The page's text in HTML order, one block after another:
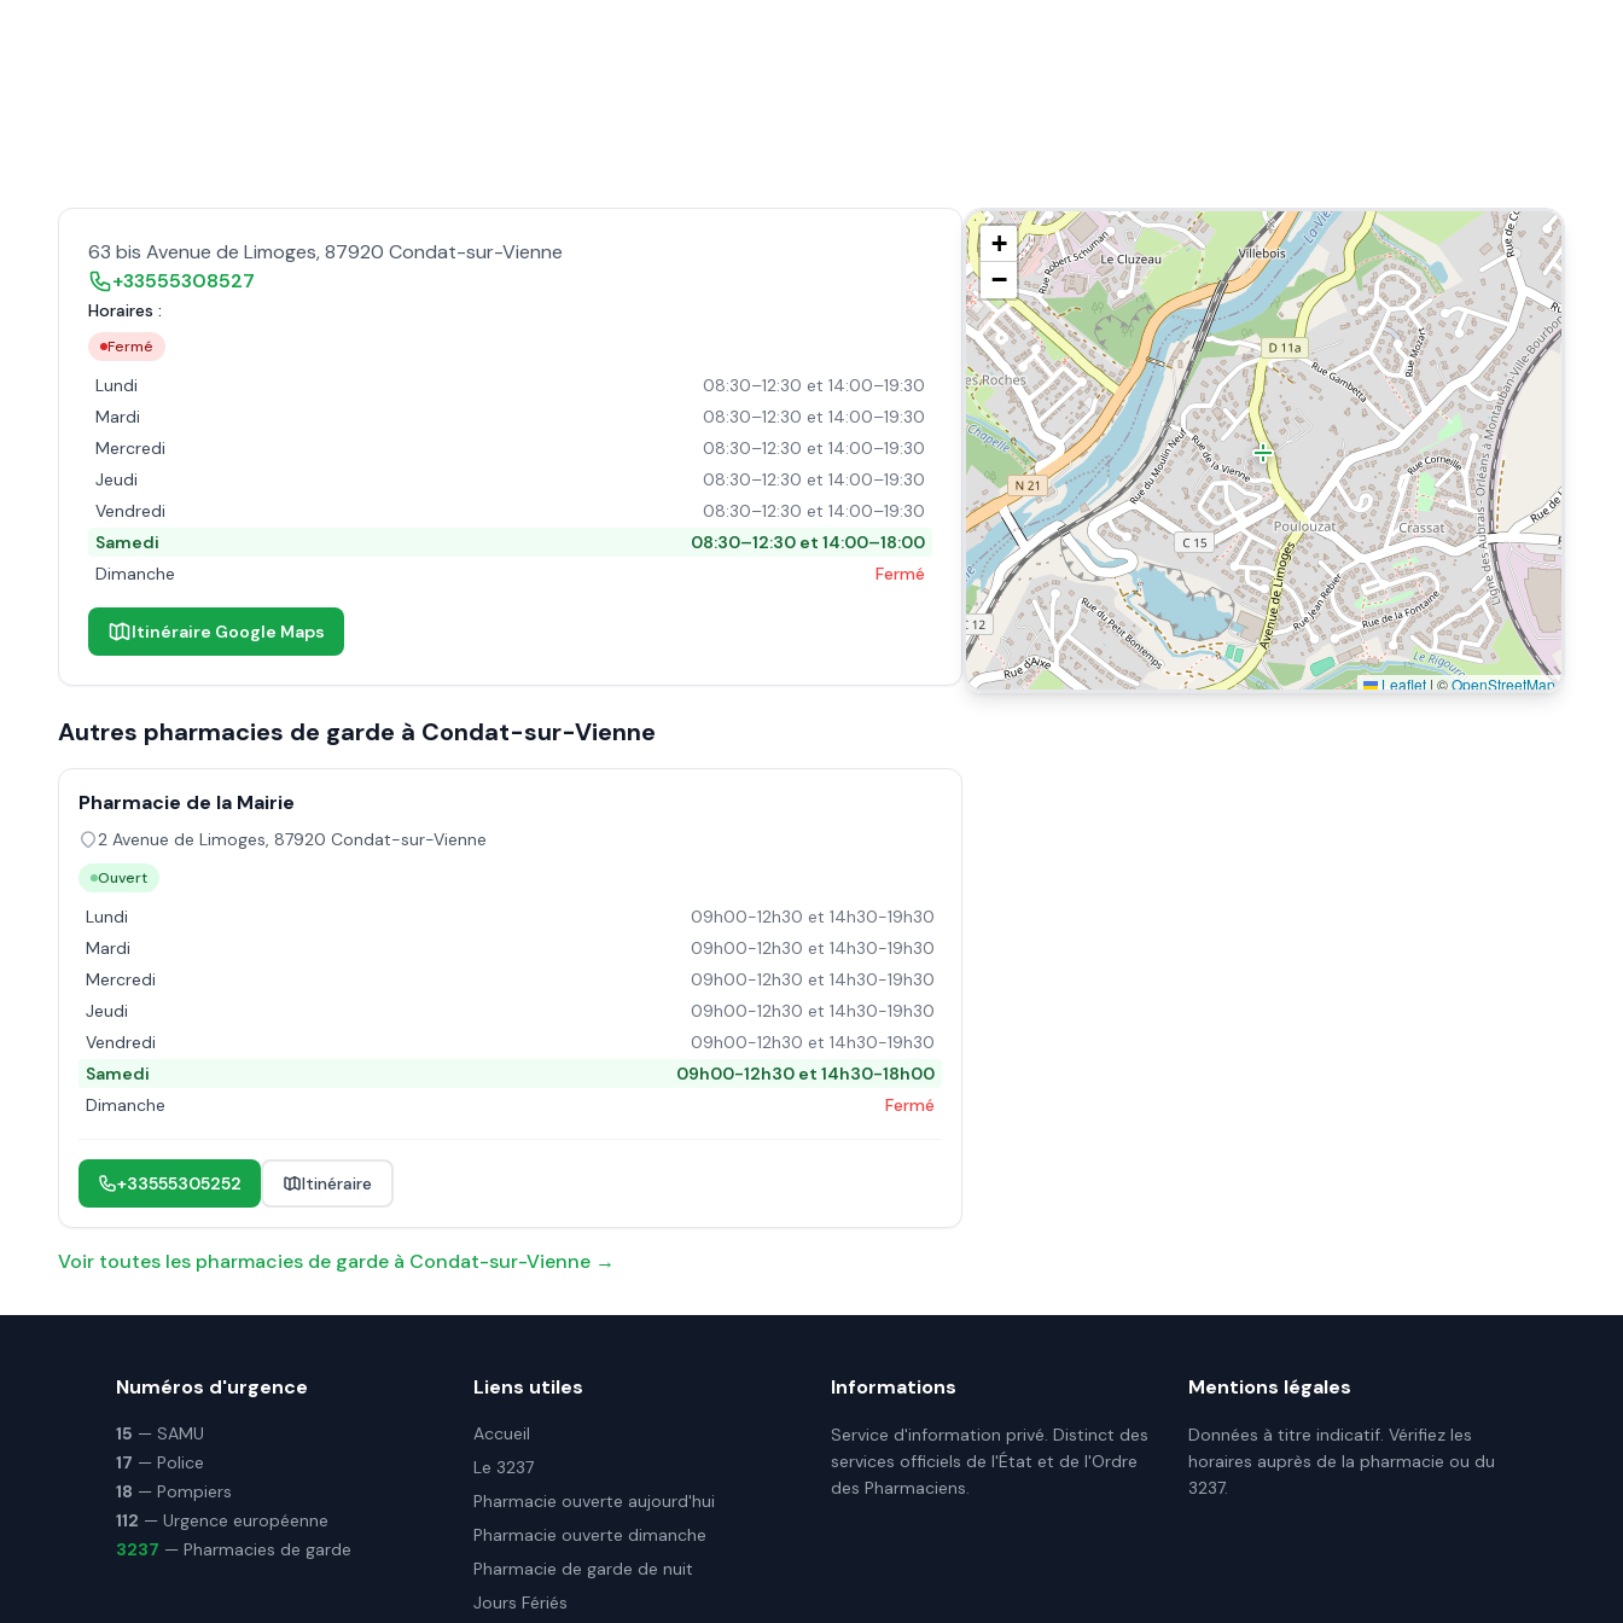
63 bis Avenue de Limoges,87920 Condat-sur-Vienne
+33555308527
Horaires :
Fermé
Lundi
08:30–12:30 et 14:00–19:30
Mardi
08:30–12:30 et 14:00–19:30
Mercredi
08:30–12:30 et 14:00–19:30
Jeudi
08:30–12:30 et 14:00–19:30
Vendredi
08:30–12:30 et 14:00–19:30
Samedi
08:30–12:30 et 14:00–18:00
Dimanche
Fermé
Itinéraire Google Maps
Autres pharmacies de garde à Condat-sur-Vienne
Pharmacie de la Mairie
2 Avenue de Limoges, 87920 Condat-sur-Vienne
Ouvert
Lundi
09h00-12h30 et 14h30-19h30
Mardi
09h00-12h30 et 14h30-19h30
Mercredi
09h00-12h30 et 14h30-19h30
Jeudi
09h00-12h30 et 14h30-19h30
Vendredi
09h00-12h30 et 14h30-19h30
Samedi
09h00-12h30 et 14h30-18h00
Dimanche
Fermé
+33555305252 Itinéraire
Voir toutes les pharmacies de garde à Condat-sur-Vienne →
+
−
Leaflet | ©OpenStreetMap
Numéros d'urgence
15 — SAMU
17 — Police
18 — Pompiers
112 — Urgence européenne
3237 — Pharmacies de garde
Liens utiles
Accueil
Le 3237
Pharmacie ouverte aujourd'hui
Pharmacie ouverte dimanche
Pharmacie de garde de nuit
Jours Fériés
Informations
Service d'information privé. Distinct des
services officiels de l'État et de l'Ordre
des Pharmaciens.
Mentions légales
Données à titre indicatif. Vérifiez les
horaires auprès de la pharmacie ou du
3237.